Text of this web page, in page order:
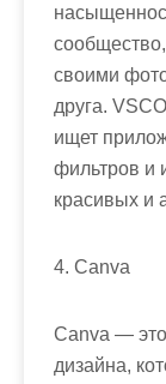
сообщество,
своими
друга.
ищет
фильтров и
красивых и
4. Canva
Canva —
дизайна,